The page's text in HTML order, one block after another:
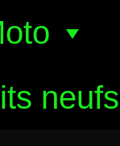
neufs